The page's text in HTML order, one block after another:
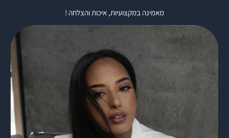
מאמינה במקצועיות, איכות והצלחה !